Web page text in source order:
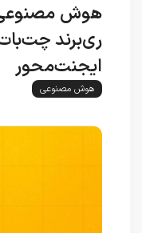
ایجنت‌محور
هوش مصنوعی